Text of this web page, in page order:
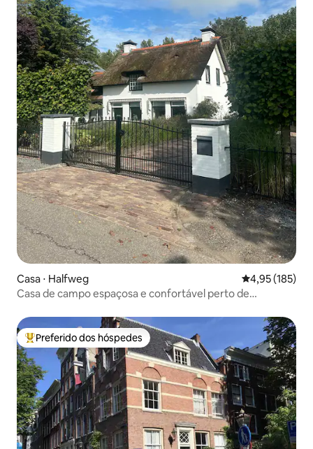
Casa ⋅ Halfweg 4,95 de uma
4,95 (185)
Casa de campo espaçosa e confortável perto de
Entre os melhores preferidos dos hóspedes
Preferido dos hóspedes